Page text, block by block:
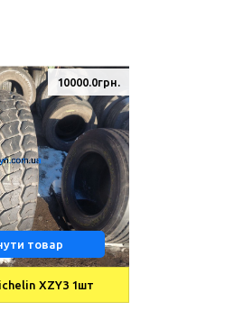
10000.0грн.
товар
XZY3 1шт